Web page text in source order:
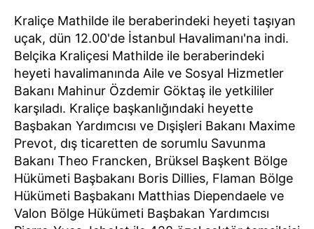
Kraliçe Mathilde ile beraberindeki heyeti taşıyan
uçak, dün 12.00'de İstanbul Havalimanı'na indi.
Belçika Kraliçesi Mathilde ile beraberindeki
heyeti havalimanında Aile ve Sosyal Hizmetler
Bakanı Mahinur Özdemir Göktaş ile yetkililer
karşıladı. Kraliçe başkanlığındaki heyette
Başbakan Yardımcısı ve Dışişleri Bakanı Maxime
Prevot, dış ticaretten de sorumlu Savunma
Bakanı Theo Francken, Brüksel Başkent Bölge
Hükümeti Başbakanı Boris Dillies, Flaman Bölge
Hükümeti Başbakanı Matthias Diependaele ve
Valon Bölge Hükümeti Başbakan Yardımcısı